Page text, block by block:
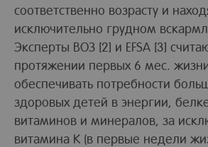
соответственно возрасту и
исключительно грудном
Эксперты ВОЗ [2] и EFSA [3]
протяжении первых 6 мес.
обеспечивать потребности
здоровых детей в энергии,
витаминов и минералов, за
витамина K (в первые недели